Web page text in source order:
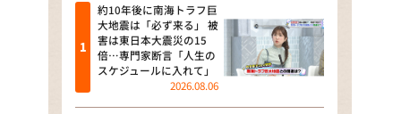
これ余談なんですけど・・・
～人生密着トークバラエティ！
～ やすとものいたって真剣です
探偵！ナイトスクープ
約10年後に南海トラフ巨
大地震は「必ず来る」 被
害は東日本大震災の15
倍…専門家断言「人生の
スケジュールに入れて」
2026.08.06